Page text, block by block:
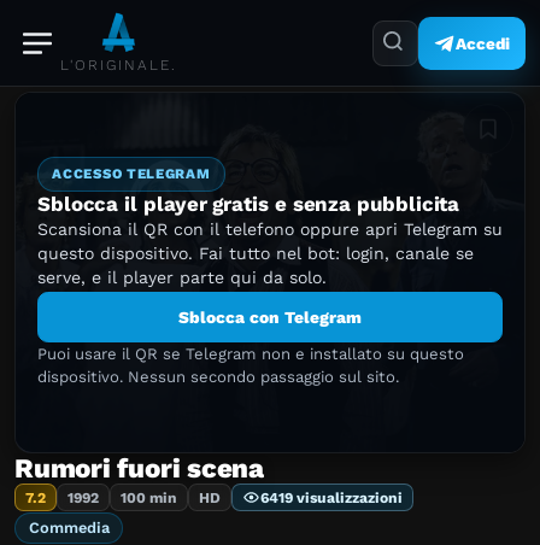
L'ORIGINALE.
Accedi
ACCESSO TELEGRAM
Sblocca il player gratis e senza pubblicita
Scansiona il QR con il telefono oppure apri Telegram su
questo dispositivo. Fai tutto nel bot: login, canale se
serve, e il player parte qui da solo.
Sblocca con Telegram
Puoi usare il QR se Telegram non e installato su questo
dispositivo. Nessun secondo passaggio sul sito.
Rumori fuori scena
7.2 1992 100 min HD 6419 visualizzazioni
Commedia